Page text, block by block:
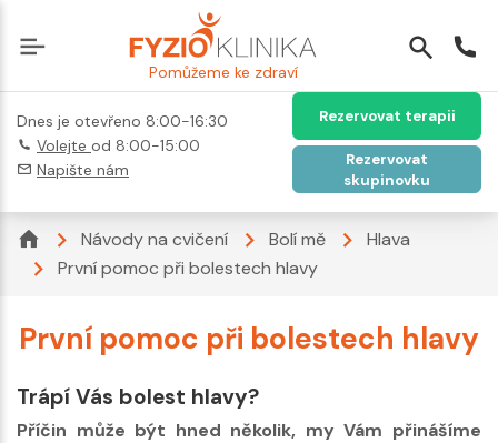
Pomůžeme ke zdraví
Dnes je otevřeno 8:00-16:30
Volejte od 8:00-15:00
Napište nám
Rezervovat terapii
Rezervovat
skupinovku
Návody na cvičení Bolí mě
Hlava
První pomoc při bolestech hlavy
První pomoc při bolestech hlavy
Trápí Vás bolest hlavy?
Příčin může být hned několik, my Vám přinášíme